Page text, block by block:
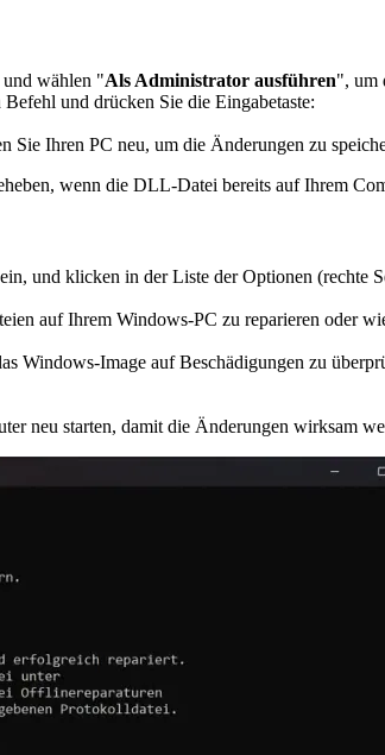
wählen "Als Administrator ausführen", um
und drücken Sie die Eingabetaste:
Sie Ihren PC neu, um die Änderungen zu
wenn die DLL-Datei bereits auf Ihrem
und klicken in der Liste der Optionen (rechte
auf Ihrem Windows-PC zu reparieren oder
Windows-Image auf Beschädigungen zu
neu starten, damit die Änderungen wirksam